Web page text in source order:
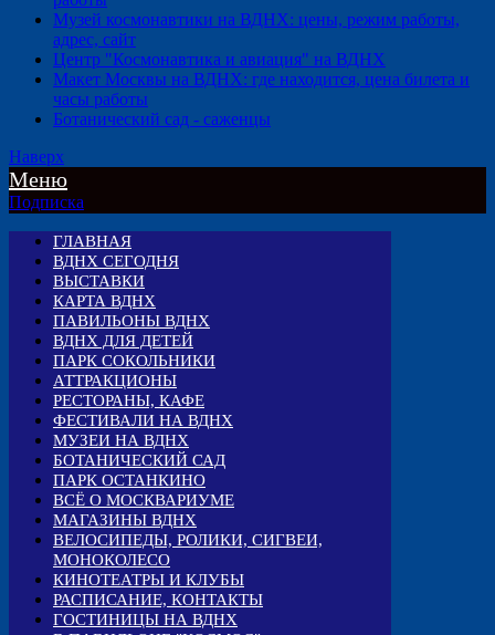
Музей космонавтики на ВДНХ: цены, режим работы,
адрес, сайт
Центр "Космонавтика и авиация" на ВДНХ
Макет Москвы на ВДНХ: где находится, цена билета и
часы работы
Ботанический сад - саженцы
Наверх
Меню
Подписка
ГЛАВНАЯ
ВДНХ СЕГОДНЯ
ВЫСТАВКИ
КАРТА ВДНХ
ПАВИЛЬОНЫ ВДНХ
ВДНХ ДЛЯ ДЕТЕЙ
ПАРК СОКОЛЬНИКИ
АТТРАКЦИОНЫ
РЕСТОРАНЫ, КАФЕ
ФЕСТИВАЛИ НА ВДНХ
МУЗЕИ НА ВДНХ
БОТАНИЧЕСКИЙ САД
ПАРК ОСТАНКИНО
ВСЁ О МОСКВАРИУМЕ
МАГАЗИНЫ ВДНХ
ВЕЛОСИПЕДЫ, РОЛИКИ, СИГВЕИ,
МОНОКОЛЕСО
КИНОТЕАТРЫ И КЛУБЫ
РАСПИСАНИЕ, КОНТАКТЫ
ГОСТИНИЦЫ НА ВДНХ